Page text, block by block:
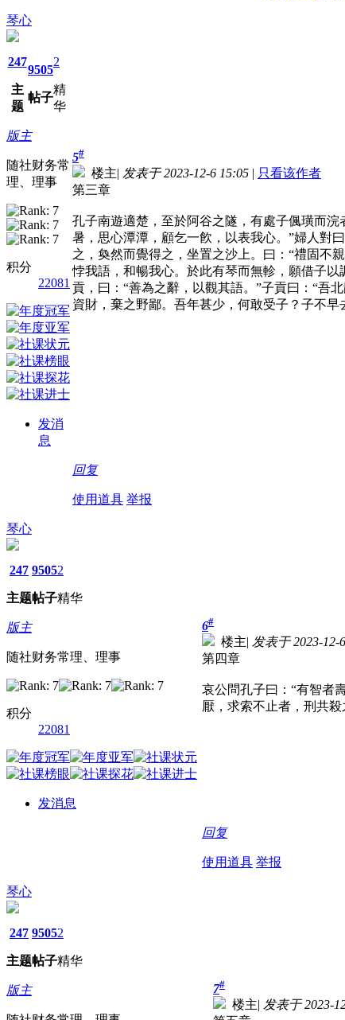
琴心
247
主
题
9505
帖子
2
精
华
版主
随社财务常
理、理事
积分
22081
发消
息
5#
楼主| 发表于 2023-12-6 15:05 | 只看该作者
第三章
孔子南遊適楚，至於阿谷之隧，有處子偑璜而
暑，思心潭潭，顧乞一飮，以表我心。”婦人對
之，奐然而覺得之，坐置之沙上。曰：“禮固不
悖我語，和暢我心。於此有琴而無軫，願借子
貢，曰：“善為之辭，以觀其語。”子貢曰：“吾
資財，棄之野鄙。吾年甚少，何敢受子？子不
回复
使用道具 举报
琴心
247
主题
9505
帖子
2
精华
版主
随社财务常理、理事
积分
22081
发消息
6#
楼主| 发表于 2023-12-
第四章
哀公問孔子曰：“有智者
厭，求索不止者，刑共
回复
使用道具 举报
琴心
247
主题
9505
帖子
2
精华
版主 7#
楼主| 发表于 2023-